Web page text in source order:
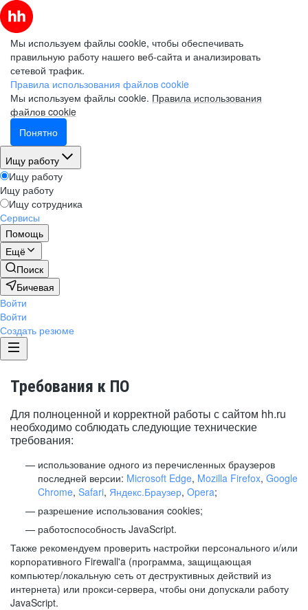
Мы используем файлы cookie, чтобы обеспечивать
правильную работу нашего веб-сайта и анализировать
сетевой трафик.
Правила использования файлов cookie
Мы используем файлы cookie. Правила использования
файлов cookie
Понятно
Ищу работу
Ищу работу
Ищу работу
Ищу сотрудника
Сервисы
Помощь
Ещё
Поиск
Бичевая
Войти
Войти
Создать резюме
Требования к ПО
Для полноценной и корректной работы с сайтом hh.ru
необходимо соблюдать следующие технические
требования:
использование одного из перечисленных браузеров
последней версии: Microsoft Edge, Mozilla Firefox, Google
Chrome, Safari, Яндекс.Браузер, Opera;
разрешение использования cookies;
работоспособность JavaScript.
Также рекомендуем проверить настройки персонального и/или
корпоративного Firewall'a (программа, защищающая
компьютер/локальную сеть от деструктивных действий из
интернета) или прокси-сервера, чтобы они допускали работу
JavaScript.